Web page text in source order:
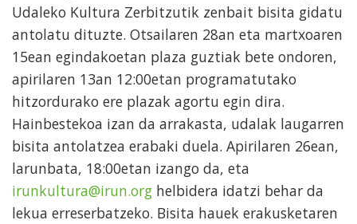
Udaleko Kultura Zerbitzutik zenbait bisita gidatu
antolatu dituzte. Otsailaren 28an eta martxoaren
15ean egindakoetan plaza guztiak bete ondoren,
apirilaren 13an 12:00etan programatutako
hitzordurako ere plazak agortu egin dira.
Hainbestekoa izan da arrakasta, udalak laugarren
bisita antolatzea erabaki duela. Apirilaren 26ean,
larunbata, 18:00etan izango da, eta
irunkultura@irun.org helbidera idatzi behar da
lekua erreserbatzeko. Bisita hauek erakusketaren